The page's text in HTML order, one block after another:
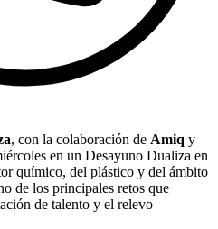
, con la colaboración de Amiq y
en un Desayuno Dualiza en
químico, del plástico y del ámbito
de los principales retos que
de talento y el relevo